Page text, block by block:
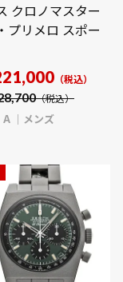
クロノマスター
プリメロ スポー
21.M3100
クラッカー メン
【中古】
】
（税込）
（税込）
A メンズ